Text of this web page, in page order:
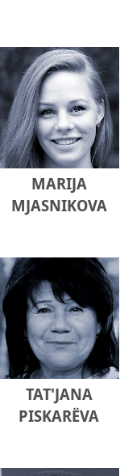
MARIJA
MJASNIKOVA
TAT'JANA
PISKARЁVA